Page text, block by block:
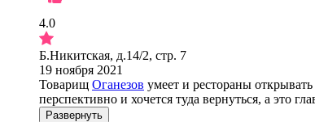
4.0
Б.Никитская, д.14/2, стр. 7
19 ноября 2021
Товарищ Оганезов умеет и рестораны
перспективно и хочется туда вернуться, а это
Развернуть